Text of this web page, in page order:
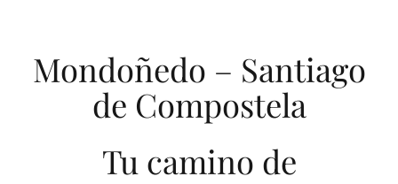
Mondoñedo – Santiago
de Compostela
Tu camino de